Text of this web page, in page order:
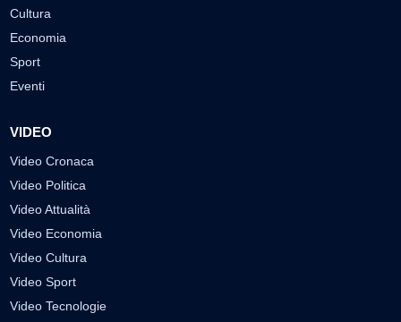
Cultura
Economia
Sport
Eventi
VIDEO
Video Cronaca
Video Politica
Video Attualità
Video Economia
Video Cultura
Video Sport
Video Tecnologie